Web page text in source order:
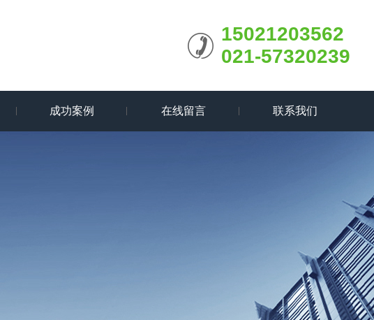
15021203562
021-57320239
成功案例 在线留言 联系我们